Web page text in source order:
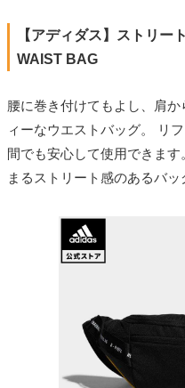
【アディダス】ストリー
WAIST BAG
腰に巻き付けてもよし、肩
ィーなウエストバッグ。 リ
間でも安心して使用できま
まるストリート感のあるバッ